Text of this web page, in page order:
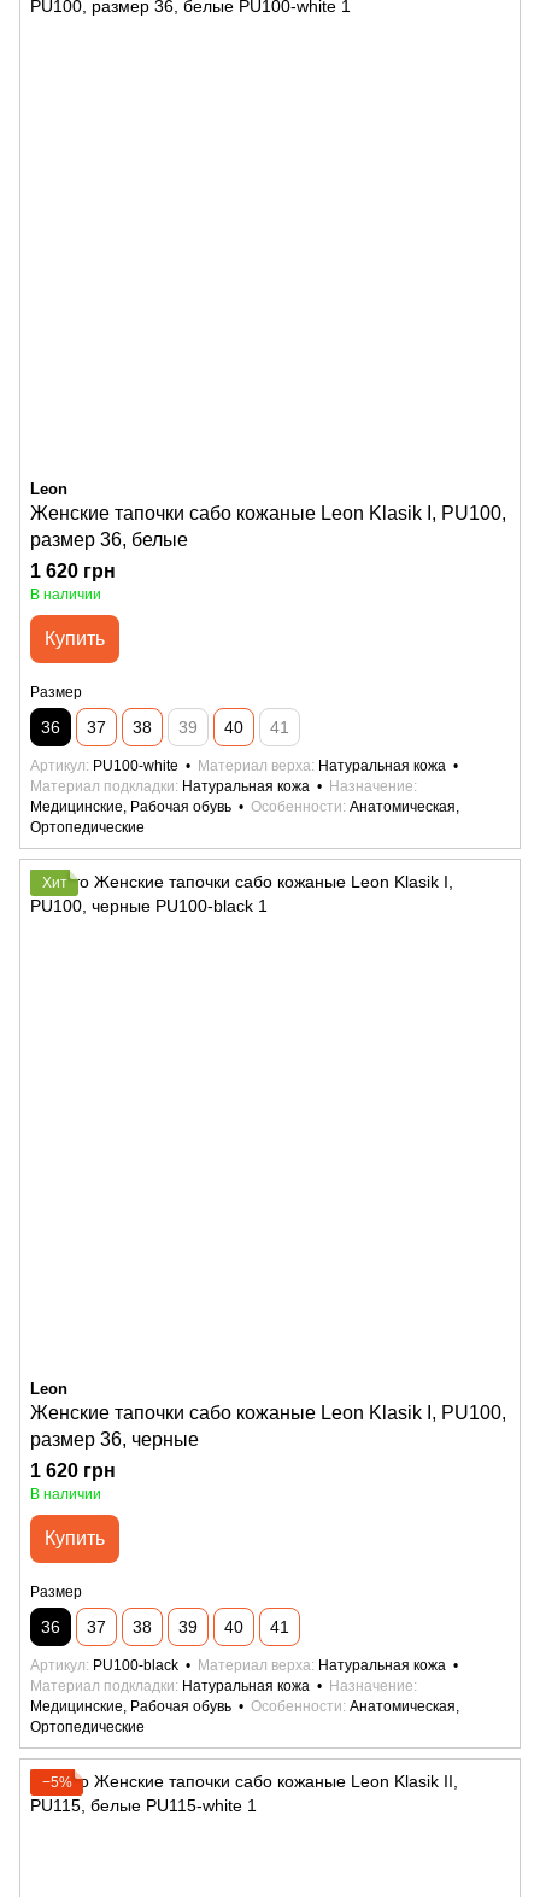
Leon
Женские тапочки сабо кожаные Leon Klasik I, PU100,
размер 36, белые
1 620 грн
В наличии
Купить
Размер
36 37 38 39 40 41
Артикул PU100-white Материал верха Натуральная кожа
Материал подкладки
Натуральная кожа
Назначение
Медицинские, Рабочая обувь
Особенности Анатомическая,
Ортопедические
Хит
Leon
Женские тапочки сабо кожаные Leon Klasik I, PU100,
размер 36, черные
1 620 грн
В наличии
Купить
Размер
36 37 38 39 40 41
Артикул PU100-black Материал верха Натуральная кожа
Материал подкладки
Натуральная кожа
Назначение
Медицинские, Рабочая обувь
Особенности Анатомическая,
Ортопедические
−5%